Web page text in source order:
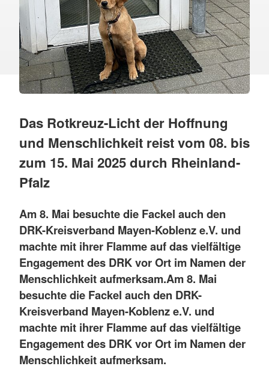
Das Rotkreuz-Licht der Hoffnung
und Menschlichkeit reist vom 08. bis
zum 15. Mai 2025 durch Rheinland-
Pfalz
Am 8. Mai besuchte die Fackel auch den
DRK-Kreisverband Mayen-Koblenz e.V. und
machte mit ihrer Flamme auf das vielfältige
Engagement des DRK vor Ort im Namen der
Menschlichkeit aufmerksam.Am 8. Mai
besuchte die Fackel auch den DRK-
Kreisverband Mayen-Koblenz e.V. und
machte mit ihrer Flamme auf das vielfältige
Engagement des DRK vor Ort im Namen der
Menschlichkeit aufmerksam.